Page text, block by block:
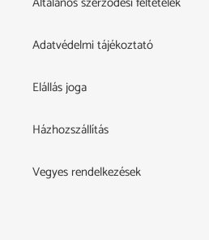
Adatvédelmi tájékoztató
Elállás joga
Házhozszállítás
Vegyes rendelkezések